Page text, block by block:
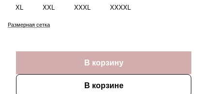
XL XXL XXXL XXXXL
Размерная сетка
В корзину
В корзине